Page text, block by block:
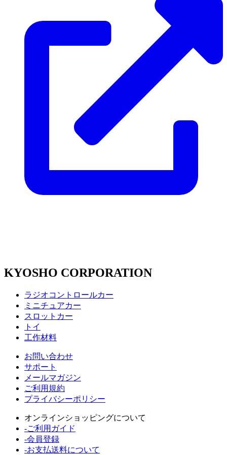
KYOSHO CORPORATION
ラジオコントロールカー
ミニチュアカー
スロットカー
トイ
工作材料
お問い合わせ
サポート
メールマガジン
ご利用規約
プライバシーポリシー
オンラインショッピングについて
-ご利用ガイド
-会員登録
-お支払送料について